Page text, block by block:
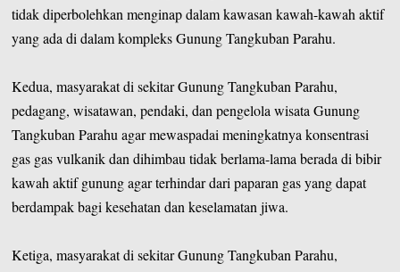
tidak diperbolehkan menginap dalam kawasan kawah-kawah aktif
yang ada di dalam kompleks Gunung Tangkuban Parahu.
Kedua, masyarakat di sekitar Gunung Tangkuban Parahu,
pedagang, wisatawan, pendaki, dan pengelola wisata Gunung
Tangkuban Parahu agar mewaspadai meningkatnya konsentrasi
gas gas vulkanik dan dihimbau tidak berlama-lama berada di bibir
kawah aktif gunung agar terhindar dari paparan gas yang dapat
berdampak bagi kesehatan dan keselamatan jiwa.
Ketiga, masyarakat di sekitar Gunung Tangkuban Parahu,